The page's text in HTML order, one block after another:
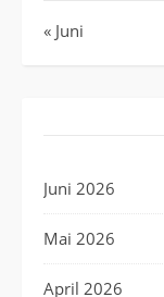
« Juni
Juni 2026
Mai 2026
April 2026